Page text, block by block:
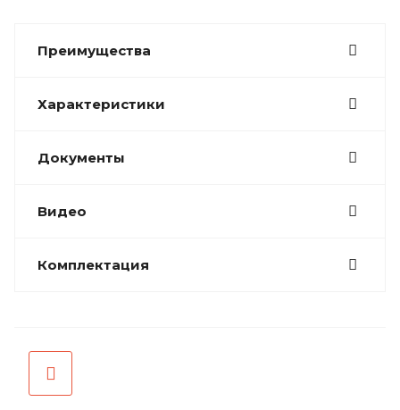
Преимущества
Характеристики
Документы
Видео
Комплектация